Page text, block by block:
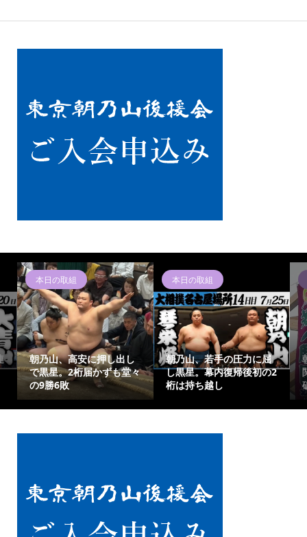
本日の取組
朝乃山、高安に押し出し
で黒星。2桁届かずも堂々
の9勝6敗
本日の取組
朝乃山、若手の圧力に屈
し黒星。幕内復帰後初の2
桁は持ち越し